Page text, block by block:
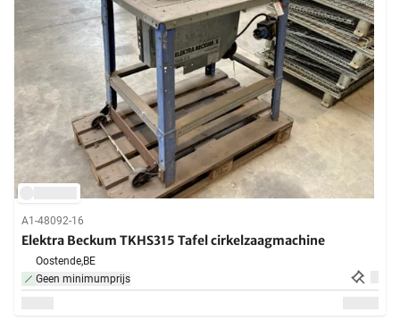
A1-48092-16
Elektra Beckum TKHS315 Tafel cirkelzaagmachine
Oostende,BE
Geen minimumprijs